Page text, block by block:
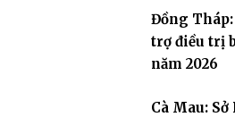
Đồng Tháp:
trợ điều trị
năm 2026
Cà Mau: